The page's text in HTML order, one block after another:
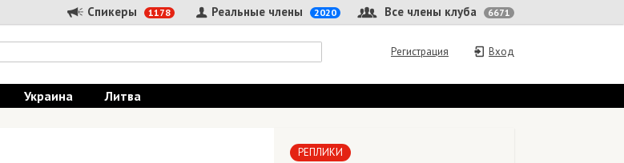
Спикеры 1178 Все члены клуба 6671
Реальные члены 2020
Вход
Регистрация
Украина Литва
РЕПЛИКИ